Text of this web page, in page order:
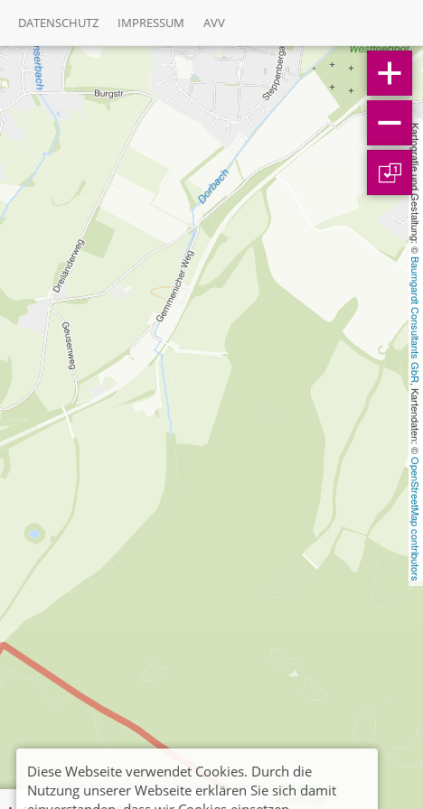
DATENSCHUTZ IMPRESSUM AVV
Kartografie und Gestaltung: ©
Baumgardt Consultants GbR
, Kartendaten: ©
OpenStreetMap contributors
1
Diese Webseite verwendet Cookies. Durch die
Nutzung unserer Webseite erklären Sie sich damit